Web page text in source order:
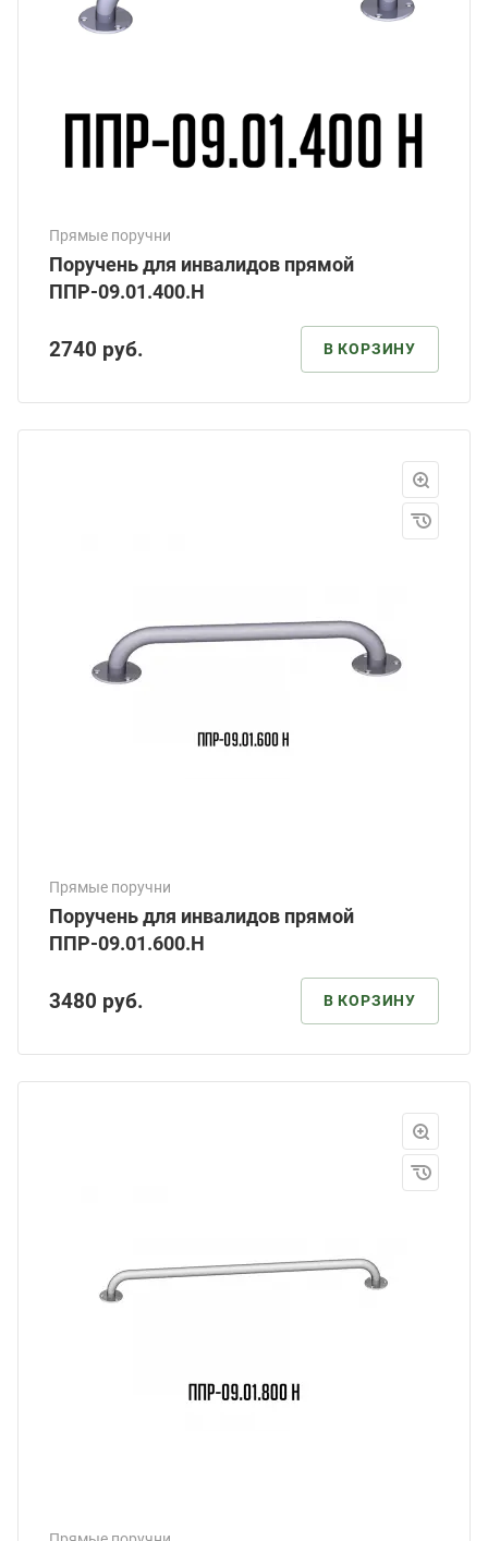
Прямые поручни
Поручень для инвалидов прямой
ППР-09.01.400.Н
2740 руб. В КОРЗИНУ
Прямые поручни
Поручень для инвалидов прямой
ППР-09.01.600.Н
3480 руб. В КОРЗИНУ